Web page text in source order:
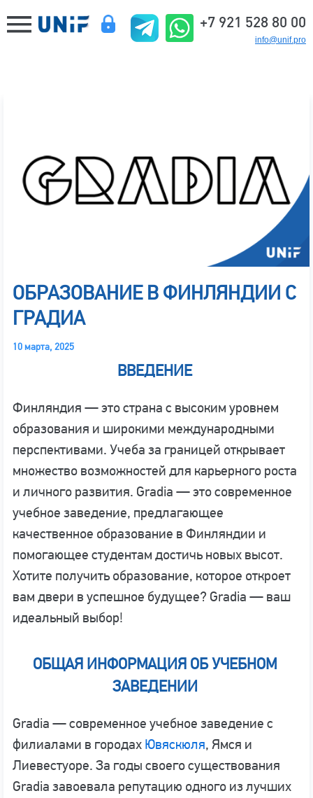
+7 921 528 80 00
info@unif.pro
ОБРАЗОВАНИЕ В ФИНЛЯНДИИ С
ГРАДИА
10 марта, 2025
ВВЕДЕНИЕ
Финляндия — это страна с высоким уровнем
образования и широкими международными
перспективами. Учеба за границей открывает
множество возможностей для карьерного роста
и личного развития. Gradia — это современное
учебное заведение, предлагающее
качественное образование в Финляндии и
помогающее студентам достичь новых высот.
Хотите получить образование, которое откроет
вам двери в успешное будущее? Gradia — ваш
идеальный выбор!
ОБЩАЯ ИНФОРМАЦИЯ ОБ УЧЕБНОМ
ЗАВЕДЕНИИ
Gradia — современное учебное заведение с
филиалами в городах Ювяскюля, Ямся и
Лиевестуоре. За годы своего существования
Gradia завоевала репутацию одного из лучших